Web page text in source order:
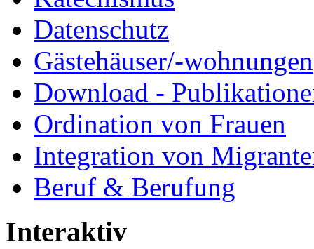
Datenschutz
Gästehäuser/-wohnungen
Download -
Ordination von Frauen
Integration von
Beruf & Berufung
Interaktiv